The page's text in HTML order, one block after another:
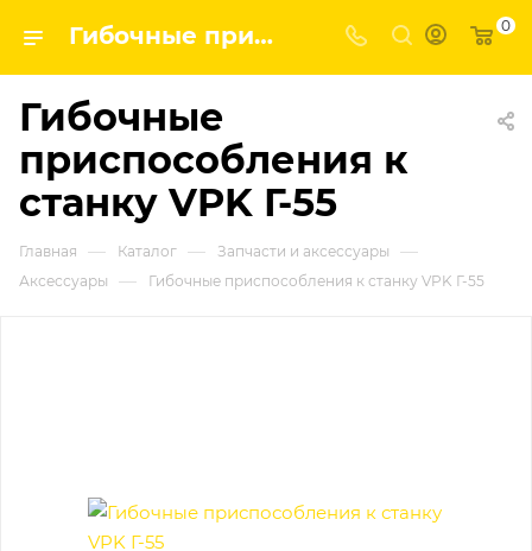
Гибочные приспособления к станку VPK Г-55 | Завод строительных и промышленных механизмов VPK 0
Гибочные
приспособления к
станку VPK Г-55
Главная — Каталог — Запчасти и аксессуары —
Аксессуары — Гибочные приспособления к станку VPK Г-55